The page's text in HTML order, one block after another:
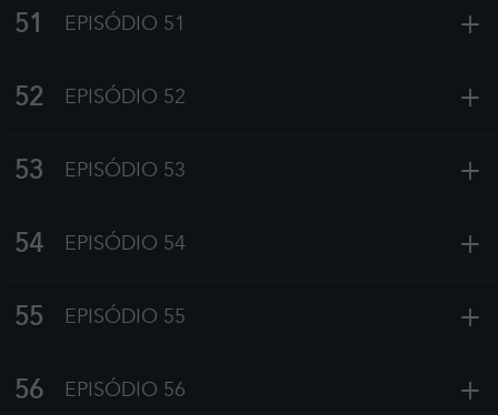
51 EPISÓDIO 51 +
52 EPISÓDIO 52 +
53 EPISÓDIO 53 +
54 EPISÓDIO 54 +
55 EPISÓDIO 55 +
56 EPISÓDIO 56 +